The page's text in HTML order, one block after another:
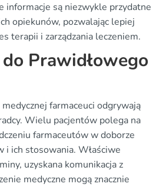
informacje są niezwykle przydatne
opiekunów, pozwalając lepiej
terapii i zarządzania leczeniem.
Prawidłowego
farmaceuci odgrywają
Wielu pacjentów polega na
farmaceutów w doborze
i ich stosowania. Właściwe
uzyskana komunikacja z
medyczne mogą znacznie